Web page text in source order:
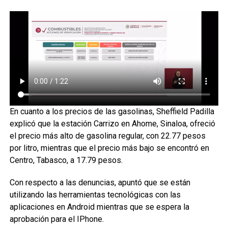
En cuanto a los precios de las gasolinas, Sheffield Padilla
explicó que la estación Carrizo en Ahome, Sinaloa, ofreció
el precio más alto de gasolina regular, con 22.77 pesos
por litro, mientras que el precio más bajo se encontró en
Centro, Tabasco, a 17.79 pesos.
Con respecto a las denuncias, apuntó que se están
utilizando las herramientas tecnológicas con las
aplicaciones en Android mientras que se espera la
aprobación para el IPhone.